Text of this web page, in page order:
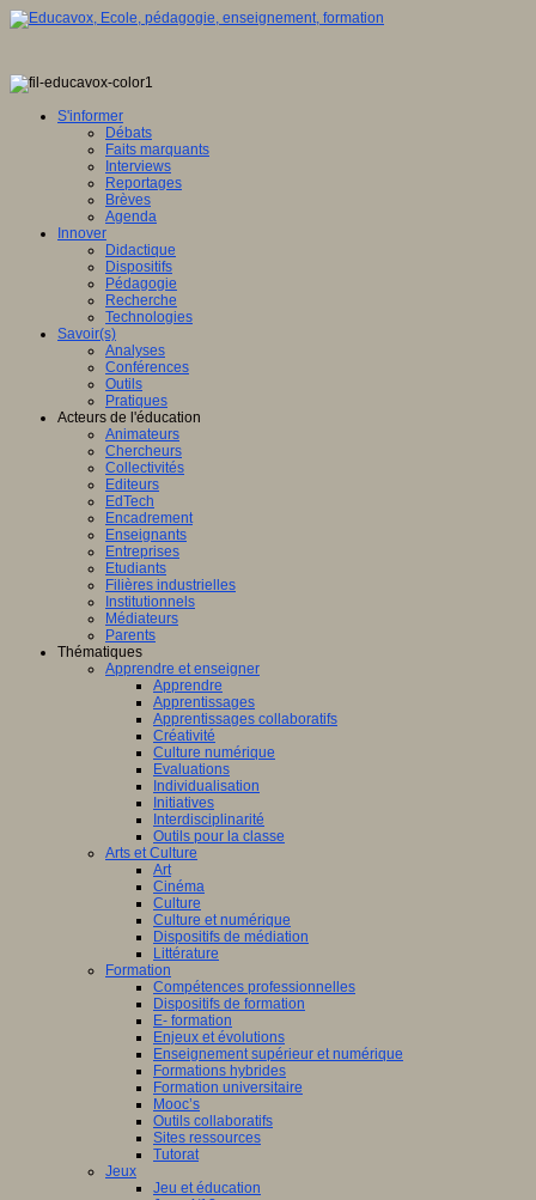
S'informer
Débats
Faits marquants
Interviews
Reportages
Brèves
Agenda
Innover
Didactique
Dispositifs
Pédagogie
Recherche
Technologies
Savoir(s)
Analyses
Conférences
Outils
Pratiques
Acteurs de l'éducation
Animateurs
Chercheurs
Collectivités
Editeurs
EdTech
Encadrement
Enseignants
Entreprises
Etudiants
Filières industrielles
Institutionnels
Médiateurs
Parents
Thématiques
Apprendre et enseigner
Apprendre
Apprentissages
Apprentissages collaboratifs
Créativité
Culture numérique
Evaluations
Individualisation
Initiatives
Interdisciplinarité
Outils pour la classe
Arts et Culture
Art
Cinéma
Culture
Culture et numérique
Dispositifs de médiation
Littérature
Formation
Compétences professionnelles
Dispositifs de formation
E- formation
Enjeux et évolutions
Enseignement supérieur et numérique
Formations hybrides
Formation universitaire
Mooc’s
Outils collaboratifs
Sites ressources
Tutorat
Jeux
Jeu et éducation